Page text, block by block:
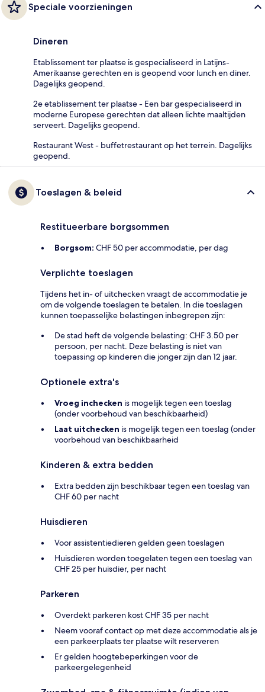
Speciale voorzieningen
Dineren
Etablissement ter plaatse is gespecialiseerd in Latijns-
Amerikaanse gerechten en is geopend voor lunch en diner.
Dagelijks geopend.
2e etablissement ter plaatse - Een bar gespecialiseerd in
moderne Europese gerechten dat alleen lichte maaltijden
serveert. Dagelijks geopend.
Restaurant West - buffetrestaurant op het terrein. Dagelijks
geopend.
Toeslagen & beleid
Restitueerbare borgsommen
Borgsom: CHF 50 per accommodatie, per dag
Verplichte toeslagen
Tijdens het in- of uitchecken vraagt de accommodatie je
om de volgende toeslagen te betalen. In die toeslagen
kunnen toepasselijke belastingen inbegrepen zijn:
De stad heft de volgende belasting: CHF 3.50 per
persoon, per nacht. Deze belasting is niet van
toepassing op kinderen die jonger zijn dan 12 jaar.
Optionele extra's
Vroeg inchecken is mogelijk tegen een toeslag
(onder voorbehoud van beschikbaarheid)
Laat uitchecken is mogelijk tegen een toeslag (onder
voorbehoud van beschikbaarheid
Kinderen & extra bedden
Extra bedden zijn beschikbaar tegen een toeslag van
CHF 60 per nacht
Huisdieren
Voor assistentiedieren gelden geen toeslagen
Huisdieren worden toegelaten tegen een toeslag van
CHF 25 per huisdier, per nacht
Parkeren
Overdekt parkeren kost CHF 35 per nacht
Neem vooraf contact op met deze accommodatie als je
een parkeerplaats ter plaatse wilt reserveren
Er gelden hoogtebeperkingen voor de
parkeergelegenheid